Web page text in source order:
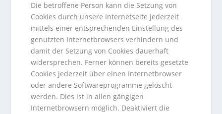
Die betroffene Person kann die Setzung von
Cookies durch unsere Internetseite jederzeit
mittels einer entsprechenden Einstellung des
genutzten Internetbrowsers verhindern und
damit der Setzung von Cookies dauerhaft
widersprechen. Ferner können bereits gesetzte
Cookies jederzeit über einen Internetbrowser
oder andere Softwareprogramme gelöscht
werden. Dies ist in allen gängigen
Internetbrowsern möglich. Deaktiviert die